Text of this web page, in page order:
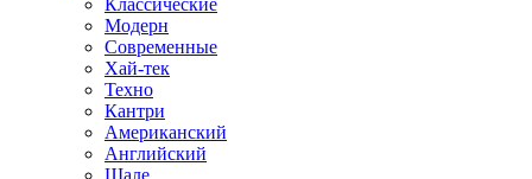
Классические
Модерн
Современные
Хай-тек
Техно
Кантри
Американский
Английский